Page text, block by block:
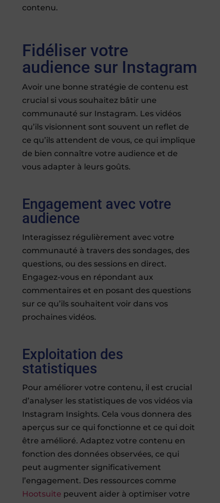
contenu.
Fidéliser votre
audience sur Instagram
Avoir une bonne stratégie de contenu est
crucial si vous souhaitez bâtir une
communauté sur Instagram. Les vidéos
qu’ils visionnent sont souvent un reflet de
ce qu’ils attendent de vous, ce qui implique
de bien connaître votre audience et de
vous adapter à leurs goûts.
Engagement avec votre
audience
Interagissez régulièrement avec votre
communauté à travers des sondages, des
questions, ou des sessions en direct.
Engagez-vous en répondant aux
commentaires et en posant des questions
sur ce qu’ils souhaitent voir dans vos
prochaines vidéos.
Exploitation des
statistiques
Pour améliorer votre contenu, il est crucial
d’analyser les statistiques de vos vidéos via
Instagram Insights. Cela vous donnera des
aperçus sur ce qui fonctionne et ce qui doit
être amélioré. Adaptez votre contenu en
fonction des données observées, ce qui
peut augmenter significativement
l’engagement. Des ressources comme
Hootsuite peuvent aider à optimiser votre